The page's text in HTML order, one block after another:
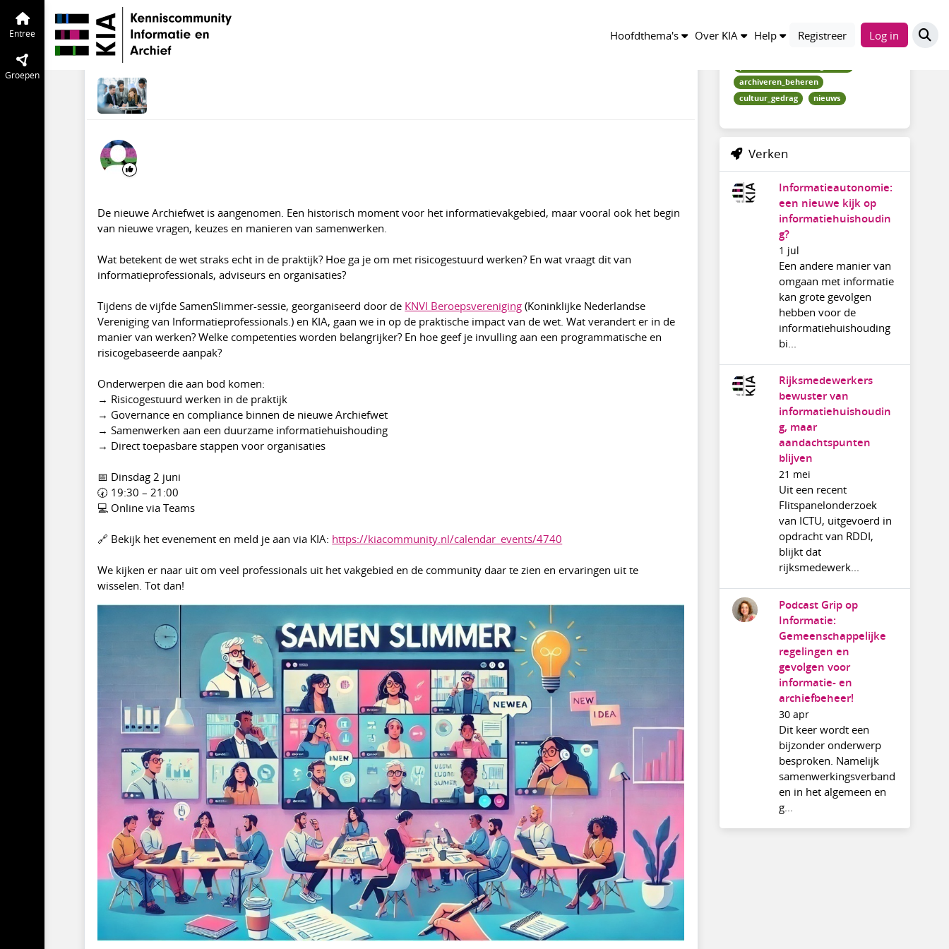
Hoofdthema's Over KIA Help Registreer Log in
Entree
Groepen
KIA Community Entree
SamenSlimmer is terug voor een vijfde sessie! 💡
17 mei
De nieuwe Archiefwet is aangenomen. Een historisch moment voor het informatievakgebied, maar vooral ook het begin
van nieuwe vragen, keuzes en manieren van samenwerken.
Wat betekent de wet straks echt in de praktijk? Hoe ga je om met risicogestuurd werken? En wat vraagt dit van
informatieprofessionals, adviseurs en organisaties?
Tijdens de vijfde SamenSlimmer-sessie, georganiseerd door de KNVI Beroepsvereniging (Koninklijke Nederlandse
Vereniging van Informatieprofessionals.) en KIA, gaan we in op de praktische impact van de wet. Wat verandert er in de
manier van werken? Welke competenties worden belangrijker? En hoe geef je invulling aan een programmatische en
risicogebaseerde aanpak?
Onderwerpen die aan bod komen:
→ Risicogestuurd werken in de praktijk
→ Governance en compliance binnen de nieuwe Archiefwet
→ Samenwerken aan een duurzame informatiehuishouding
→ Direct toepasbare stappen voor organisaties
📅 Dinsdag 2 juni
🕢 19:30 – 21:00
💻 Online via Teams
🔗 Bekijk het evenement en meld je aan via KIA: https://kiacommunity.nl/calendar_events/4740
We kijken er naar uit om veel professionals uit het vakgebied en de community daar te zien en ervaringen uit te
wisselen. Tot dan!
archiveren_beheren
cultuur_gedrag
nieuws
Verken
Informatieautonomie:
een nieuwe kijk op
informatiehuishoudin
g?
1 jul
Een andere manier van
omgaan met informatie
kan grote gevolgen
hebben voor de
informatiehuishouding
bi...
Rijksmedewerkers
bewuster van
informatiehuishoudin
g, maar
aandachtspunten
blijven
21 mei
Uit een recent
Flitspanelonderzoek
van ICTU, uitgevoerd in
opdracht van RDDI,
blijkt dat
rijksmedewerk...
Podcast Grip op
Informatie:
Gemeenschappelijke
regelingen en
gevolgen voor
informatie- en
archiefbeheer!
30 apr
Dit keer wordt een
bijzonder onderwerp
besproken. Namelijk
samenwerkingsverband
en in het algemeen en
g...